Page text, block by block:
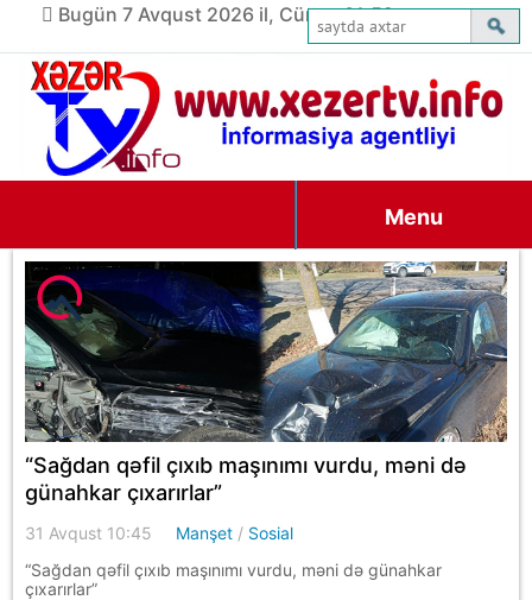
Bugün 7 Avqust 2026 il, Cümə, 01:52
Menu
“Sağdan qəfil çıxıb maşınımı vurdu, məni də
günahkar çıxarırlar”
31 Avqust 10:45 Manşet / Sosial
“Sağdan qəfil çıxıb maşınımı vurdu, məni də günahkar
çıxarırlar”